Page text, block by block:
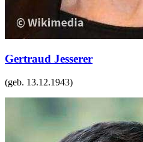
Gertraud Jesserer
(geb. 13.12.1943)